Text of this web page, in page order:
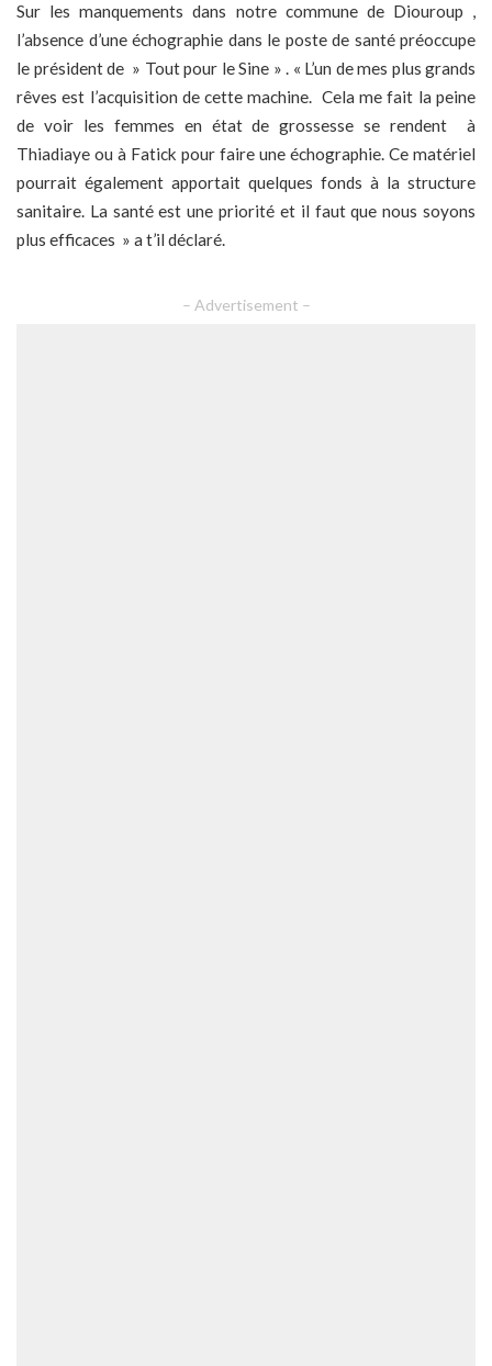
Sur les manquements dans notre commune de Diouroup ,
l’absence d’une échographie dans le poste de santé préoccupe
le président de » Tout pour le Sine » . « L’un de mes plus grands
rêves est l’acquisition de cette machine. Cela me fait la peine
de voir les femmes en état de grossesse se rendent à
Thiadiaye ou à Fatick pour faire une échographie. Ce matériel
pourrait également apportait quelques fonds à la structure
sanitaire. La santé est une priorité et il faut que nous soyons
plus efficaces » a t’il déclaré.
– Advertisement –